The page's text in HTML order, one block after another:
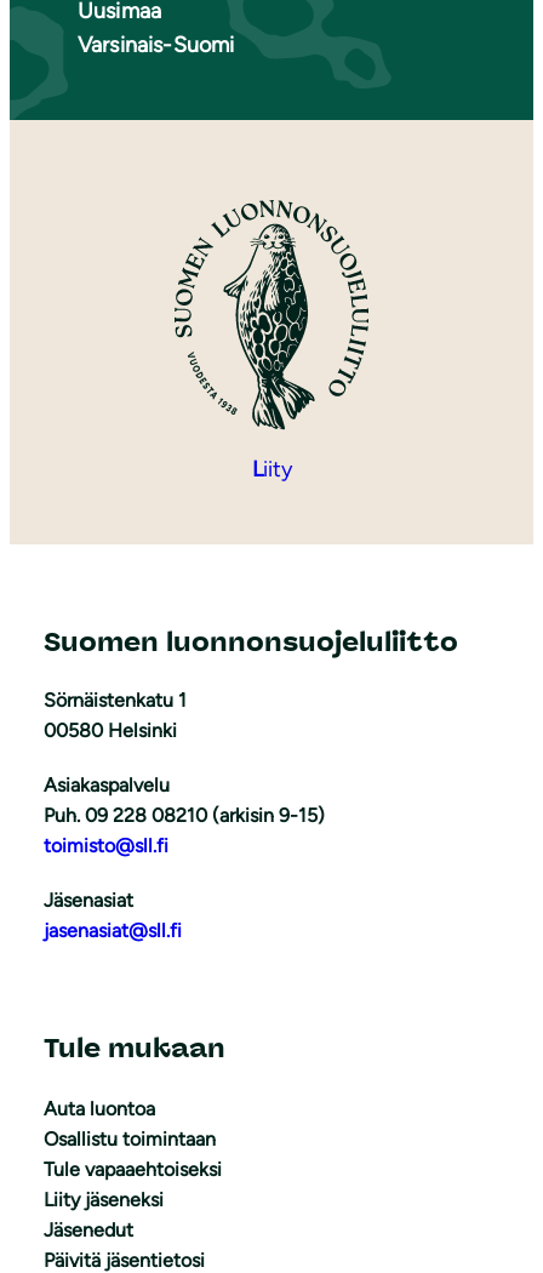
Uusimaa
Varsinais-Suomi
Liity
Suomen luonnonsuojeluliitto
Sörnäistenkatu 1
00580 Helsinki
Asiakaspalvelu
Puh. 09 228 08210 (arkisin 9-15)
toimisto@sll.fi
Jäsenasiat
jasenasiat@sll.fi
Tule mukaan
Auta luontoa
Osallistu toimintaan
Tule vapaaehtoiseksi
Liity jäseneksi
Jäsenedut
Päivitä jäsentietosi